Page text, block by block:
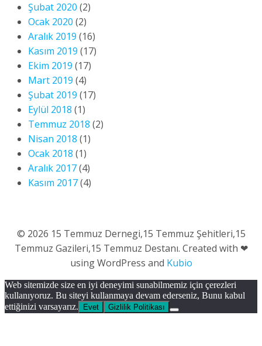
Şubat 2020 (2)
Ocak 2020 (2)
Aralık 2019 (16)
Kasım 2019 (17)
Ekim 2019 (17)
Mart 2019 (4)
Şubat 2019 (17)
Eylül 2018 (1)
Temmuz 2018 (2)
Nisan 2018 (1)
Ocak 2018 (1)
Aralık 2017(4)
Kasım 2017(4)
© 2026 15 Temmuz Dernegi,15 Temmuz Şehitleri,15
Temmuz Gazileri,15 Temmuz Destanı. Created with ❤
using WordPress and Kubio
Web sitemizde size en iyi deneyimi sunabilmemiz için çerezleri
kullanıyoruz. Bu siteyi kullanmaya devam ederseniz, Bunu kabul
ettiğinizi varsayarız.
Evet Gizlilik Politikası